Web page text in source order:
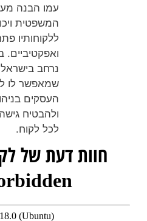
עמו הבנה
המשפטית
ללקוחותיו
ואפקטיביים.
נרחב
שמאפשר לו
העסקים
ולהבטיח
לכל לקוח.
חוות דעת של